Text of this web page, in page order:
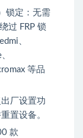
锁定：无需
过 FRP 锁
、
等品
厂设置功
置设备。
款